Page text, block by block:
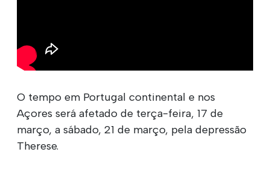
O tempo em Portugal continental e nos
Açores será afetado de terça-feira, 17 de
março, a sábado, 21 de março, pela depressão
Therese.